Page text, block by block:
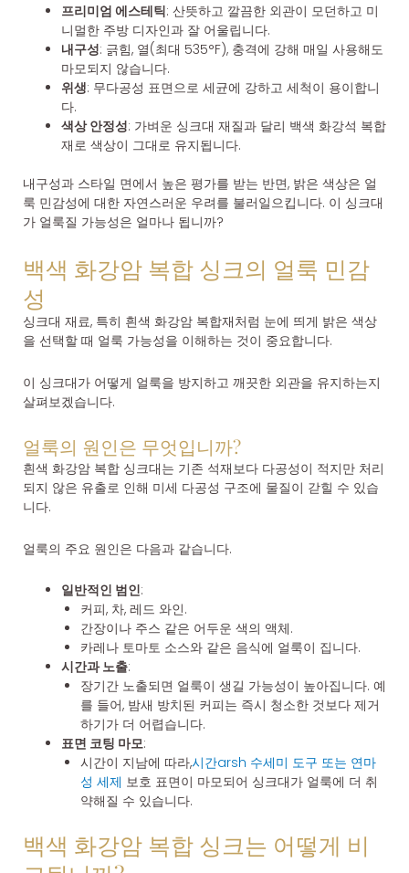
프리미엄 에스테틱: 산뜻하고 깔끔한 외관이 모던하고 미
니멀한 주방 디자인과 잘 어울립니다.
내구성: 긁힘, 열(최대 535°F), 충격에 강해 매일 사용해도
마모되지 않습니다.
위생: 무다공성 표면으로 세균에 강하고 세척이 용이합니
다.
색상 안정성: 가벼운 싱크대 재질과 달리 백색 화강석 복합
재로 색상이 그대로 유지됩니다.
내구성과 스타일 면에서 높은 평가를 받는 반면, 밝은 색상은 얼
룩 민감성에 대한 자연스러운 우려를 불러일으킵니다. 이 싱크대
가 얼룩질 가능성은 얼마나 됩니까?
백색 화강암 복합 싱크의 얼룩 민감
성
싱크대 재료, 특히 흰색 화강암 복합재처럼 눈에 띄게 밝은 색상
을 선택할 때 얼룩 가능성을 이해하는 것이 중요합니다.
이 싱크대가 어떻게 얼룩을 방지하고 깨끗한 외관을 유지하는지
살펴보겠습니다.
얼룩의 원인은 무엇입니까?
흰색 화강암 복합 싱크대는 기존 석재보다 다공성이 적지만 처리
되지 않은 유출로 인해 미세 다공성 구조에 물질이 갇힐 수 있습
니다.
얼룩의 주요 원인은 다음과 같습니다.
일반적인 범인:
커피, 차, 레드 와인.
간장이나 주스 같은 어두운 색의 액체.
카레나 토마토 소스와 같은 음식에 얼룩이 집니다.
시간과 노출:
장기간 노출되면 얼룩이 생길 가능성이 높아집니다. 예
를 들어, 밤새 방치된 커피는 즉시 청소한 것보다 제거
하기가 더 어렵습니다.
표면 코팅 마모:
시간이 지남에 따라,시간arsh 수세미 도구 또는 연마
성 세제 보호 표면이 마모되어 싱크대가 얼룩에 더 취
약해질 수 있습니다.
백색 화강암 복합 싱크는 어떻게 비